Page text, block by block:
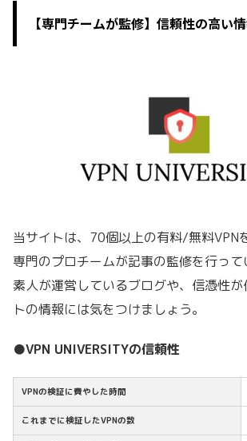
【専門チームが監修】信頼性の高い
当サイトは、70個以上の有料/無料VPN
専門のプロチームが記事の監修を行って
素人が運営しているブログや、信憑性
トの情報には気をつけましょう。
●VPN UNIVERSITYの信頼性
VPNの検証に費やした時間
これまでに検証したVPNの数